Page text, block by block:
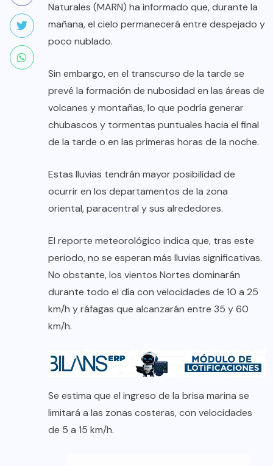
Naturales (MARN) ha informado que, durante la
mañana, el cielo permanecerá entre despejado y
poco nublado.
Sin embargo, en el transcurso de la tarde se
prevé la formación de nubosidad en las áreas de
volcanes y montañas, lo que podría generar
chubascos y tormentas puntuales hacia el final
de la tarde o en las primeras horas de la noche.
Estas lluvias tendrán mayor posibilidad de
ocurrir en los departamentos de la zona
oriental, paracentral y sus alrededores.
El reporte meteorológico indica que, tras este
periodo, no se esperan más lluvias significativas.
No obstante, los vientos Nortes dominarán
durante todo el día con velocidades de 10 a 25
km/h y ráfagas que alcanzarán entre 35 y 60
km/h.
Se estima que el ingreso de la brisa marina se
limitará a las zonas costeras, con velocidades
de 5 a 15 km/h.